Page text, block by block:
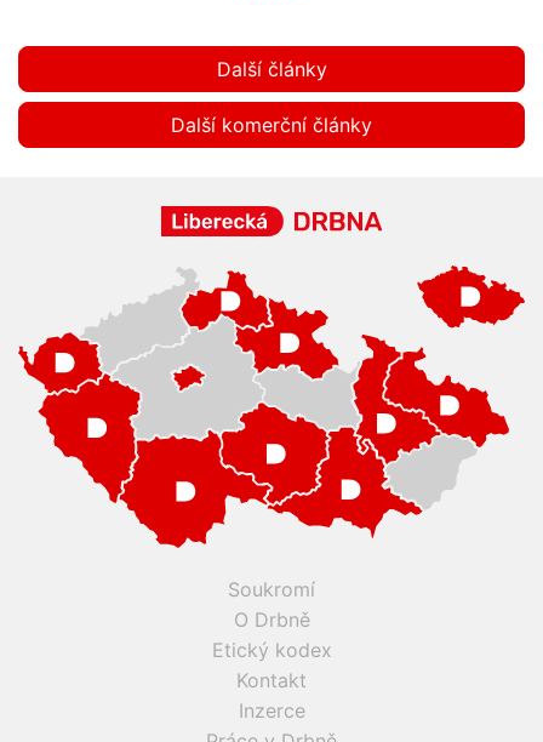
Další články
Další komerční články
Soukromí
O Drbně
Etický kodex
Kontakt
Inzerce